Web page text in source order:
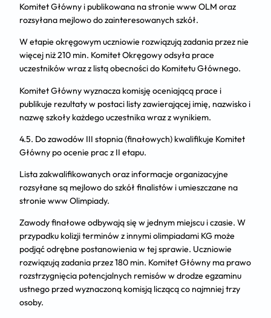
Komitet Główny i publikowana na stronie www OLM oraz
rozsyłana mejlowo do zainteresowanych szkół.
W etapie okręgowym uczniowie rozwiązują zadania przez nie
więcej niż 210 min. Komitet Okręgowy odsyła prace
uczestników wraz z listą obecności do Komitetu Głównego.
Komitet Główny wyznacza komisję oceniającą prace i
publikuje rezultaty w postaci listy zawierającej imię, nazwisko i
nazwę szkoły każdego uczestnika wraz z wynikiem.
4.5. Do zawodów III stopnia (finałowych) kwalifikuje Komitet
Główny po ocenie prac z II etapu.
Lista zakwalifikowanych oraz informacje organizacyjne
rozsyłane są mejlowo do szkół finalistów i umieszczane na
stronie www Olimpiady.
Zawody finałowe odbywają się w jednym miejscu i czasie. W
przypadku kolizji terminów z innymi olimpiadami KG może
podjąć odrębne postanowienia w tej sprawie. Uczniowie
rozwiązują zadania przez 180 min. Komitet Główny ma prawo
rozstrzygnięcia potencjalnych remisów w drodze egzaminu
ustnego przed wyznaczoną komisją liczącą co najmniej trzy
osoby.